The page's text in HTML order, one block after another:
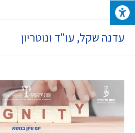
עדנה שקל, עו"ד ונוטריון